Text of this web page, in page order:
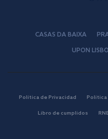
CASAS DA BAIXA
UPON
Política de Privacidad Política
Libro de cumplidos